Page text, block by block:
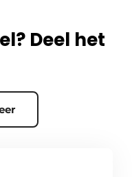
Deel het